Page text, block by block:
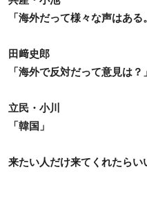
「海外だって様々な声はあ
田﨑史郎
「海外で反対だって意見は？」
立民・小川
「韓国」
来たい人だけ来てくれたらい